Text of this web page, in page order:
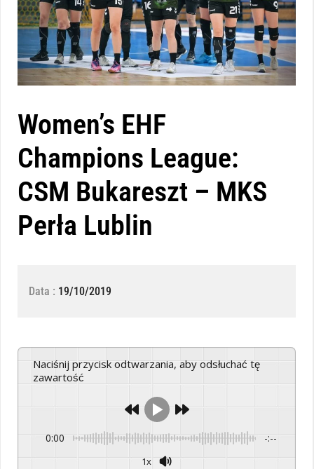
Women’s EHF
Champions League:
CSM Bukareszt – MKS
Perła Lublin
Data : 19/10/2019
Naciśnij przycisk odtwarzania, aby odsłuchać tę
zawartość
0:00 -:--
1x